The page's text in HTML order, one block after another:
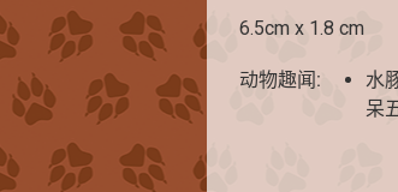
6.5cm x 1.8 cm
动物趣闻:
水
呆